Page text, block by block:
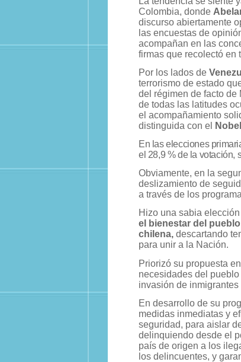
Colombia, donde
discurso abiertamente
las encuestas de
acompañan en las
firmas que recolectó en
Por los lados de
terrorismo de estado
del régimen de facto de
de todas las latitudes
el acompañamiento
distinguida con el
En las elecciones
el 28,9 % de la votación,
Obviamente, en la
deslizamiento de
a través de los
Hizo una sabia
el bienestar del pueblo
chilena, descartando
para unir a la Nación.
Priorizó su propuesta
necesidades del
invasión de inmigrantes
En desarrollo de su
medidas inmediatas y
seguridad, para aislar
delinquiendo desde el
país de origen a los
los delincuentes, y